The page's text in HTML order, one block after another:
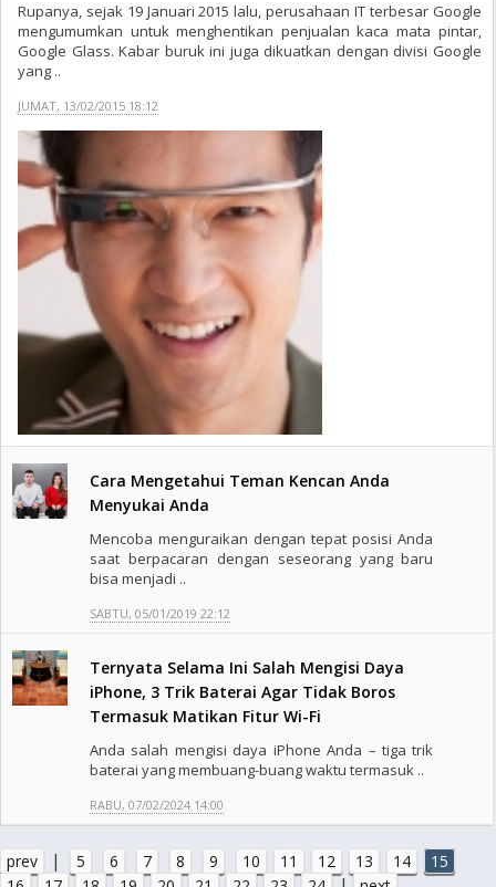
Rupanya, sejak 19 Januari 2015 lalu, perusahaan IT terbesar Google
mengumumkan untuk menghentikan penjualan kaca mata pintar,
Google Glass. Kabar buruk ini juga dikuatkan dengan divisi Google
yang ..
JUMAT, 13/02/2015 18:12
Cara Mengetahui Teman Kencan Anda
Menyukai Anda
Mencoba menguraikan dengan tepat posisi Anda
saat berpacaran dengan seseorang yang baru
bisa menjadi ..
SABTU, 05/01/2019 22:12
Ternyata Selama Ini Salah Mengisi Daya
iPhone, 3 Trik Baterai Agar Tidak Boros
Termasuk Matikan Fitur Wi-Fi
Anda salah mengisi daya iPhone Anda – tiga trik
baterai yang membuang-buang waktu termasuk ..
RABU, 07/02/2024 14:00
prev | 5 6 7 8 9 10 11 12 13 14
15